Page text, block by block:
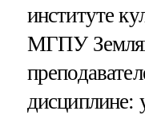
институте
МГПУ
дисциплине: